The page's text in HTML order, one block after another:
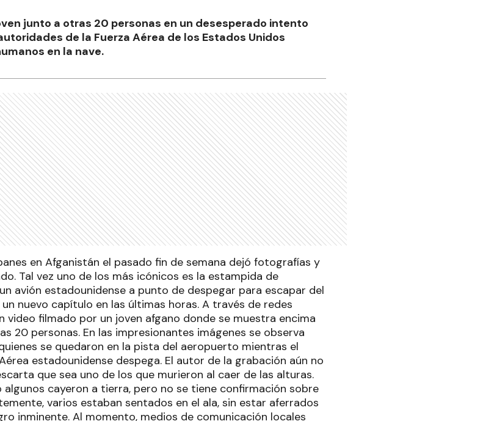
junto a otras 20 personas en un desesperado intento
de la Fuerza Aérea de los Estados Unidos
en la nave.
en Afganistán el pasado fin de semana dejó fotografías y
Tal vez uno de los más icónicos es la estampida de
avión estadounidense a punto de despegar para escapar del
nuevo capítulo en las últimas horas. A través de redes
video filmado por un joven afgano donde se muestra encima
20 personas. En las impresionantes imágenes se observa
se quedaron en la pista del aeropuerto mientras el
estadounidense despega. El autor de la grabación aún no
que sea uno de los que murieron al caer de las alturas.
algunos cayeron a tierra, pero no se tiene confirmación sobre
varios estaban sentados en el ala, sin estar aferrados
inminente. Al momento, medios de comunicación locales